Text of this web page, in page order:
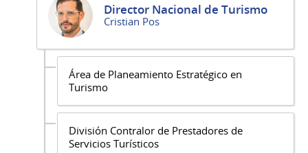
Director Nacional de Turismo
Cristian Pos
Área de Planeamiento Estratégico en
Turismo
División Contralor de Prestadores de
Servicios Turísticos